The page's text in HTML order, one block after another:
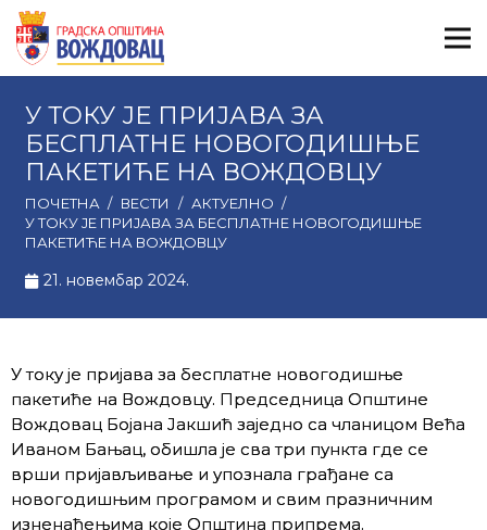
У ТОКУ ЈЕ ПРИЈАВА ЗА
БЕСПЛАТНЕ НОВОГОДИШЊЕ
ПАКЕТИЋЕ НА ВОЖДОВЦУ
ПОЧЕТНА / ВЕСТИ / АКТУЕЛНО /
У ТОКУ ЈЕ ПРИЈАВА ЗА БЕСПЛАТНЕ НОВОГОДИШЊЕ
ПАКЕТИЋЕ НА ВОЖДОВЦУ
21. новембар 2024.
У току је пријава за бесплатне новогодишње
пакетиће на Вождовцу. Председница Општине
Вождовац Бојана Јакшић заједно са чланицом Већа
Иваном Бањац, обишла је сва три пункта где се
врши пријављивање и упознала грађане са
новогодишњим програмом и свим празничним
изненађењима које Општина припрема.